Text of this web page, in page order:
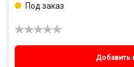
Добавить
Под заказ